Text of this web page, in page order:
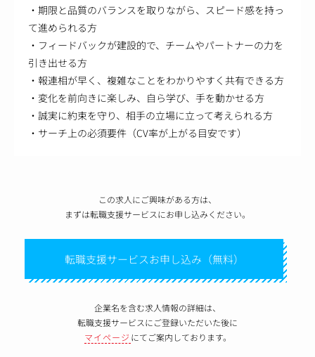
・期限と品質のバランスを取りながら、スピード感を持っ
て進められる方
・フィードバックが建設的で、チームやパートナーの力を
引き出せる方
・報連相が早く、複雑なことをわかりやすく共有できる方
・変化を前向きに楽しみ、自ら学び、手を動かせる方
・誠実に約束を守り、相手の立場に立って考えられる方
・サーチ上の必須要件（CV率が上がる目安です）
この求人にご興味がある方は、
まずは転職支援サービスにお申し込みください。
転職支援サービスお申し込み（無料）
企業名を含む求人情報の詳細は、
転職支援サービスにご登録いただいた後に
マイページ にてご案内しております。